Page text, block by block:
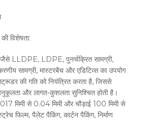
विशेषता:
जैसे LLDPE, LDPE, पुनर्चक्रित सामग्री,
सामग्री, मास्टरबैच और एडिटिव्स का उपयोग
की गति को नियंत्रित करता है, जिससे
और लागत-कुशलता सुनिश्चित होती है।
मिमी से 0.04 मिमी और चौड़ाई 100 मिमी से
फिल्म, पैलेट पैकिंग, कार्टन पैकिंग, निर्माण